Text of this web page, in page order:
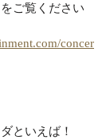
ご覧ください
concer
といえば！